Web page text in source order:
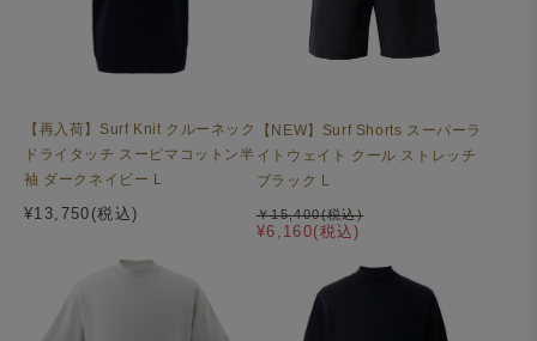
【再入荷】Surf Knit クルーネック
ドライタッチ スーピマコットン半
袖 ダークネイビー L
¥13,750(税込)
【NEW】Surf Shorts スーパーラ
イトウェイト クール ストレッチ
ブラック L
¥6,160(税込)
￥15,400(税込)